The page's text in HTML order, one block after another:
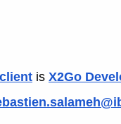
is X2Go